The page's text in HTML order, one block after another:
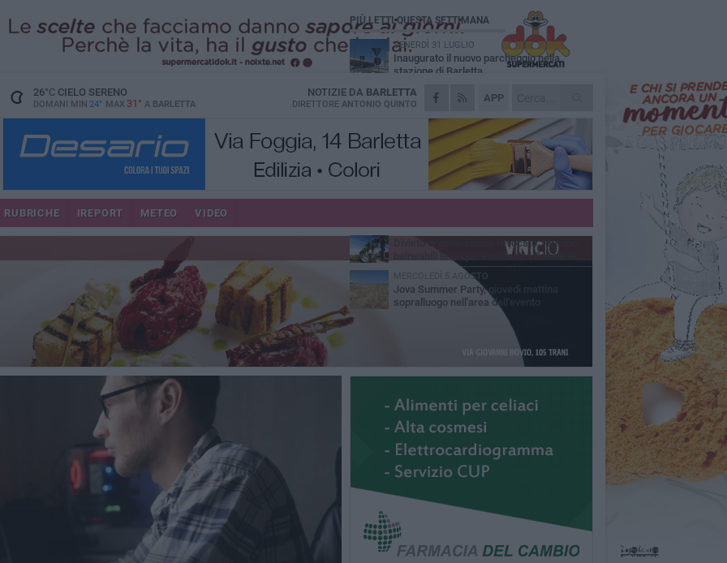
26°CCIELO SERENO
DOMANI MIN 24° MAX 31° A BARLETTA
APP
NOTIZIE DA BARLETTA
DIRETTORE ANTONIO QUINTO
RUBRICHE IREPORT METEO VIDEO
PIÙ LETTI QUESTA SETTIMANA
VENERDÌ 31 LUGLIO
Inaugurato il nuovo parcheggio nella
stazione di Barletta
MERCOLEDÌ 5 AGOSTO
Barletta piange Gioacchino Dagnello:
64enne barlettano investito all'alba a Trani
GIOVEDÌ 30 LUGLIO
Rapina all'Ipercoop di Barletta: nel mirino la
gioielleria, banditi in fuga
DOMENICA 2 AGOSTO
Beni confiscati alla mafia. Nasce il servizio
VENERDÌ 31 LUGLIO
Divieto di balneazione revocato, tornano
balneabili le acque antistanti il Canale H
MERCOLEDÌ 5 AGOSTO
Jova Summer Party, giovedì mattina
sopralluogo nell'area dell'evento